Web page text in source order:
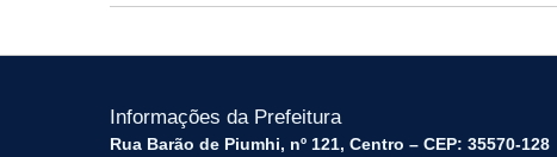
Informações da Prefeitura
Rua Barão de Piumhi, nº 121, Centro – CEP: 35570-128